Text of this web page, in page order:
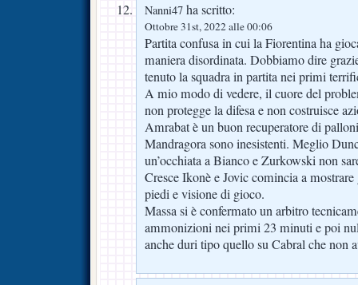
Nanni47 ha scritto:
Ottobre 31st, 2022 alle 00:06
Partita confusa in cui la Fiorentina ha
maniera disordinata. Dobbiamo dire
tenuto la squadra in partita nei primi
A mio modo di vedere, il cuore del
non protegge la difesa e non costruisce
Amrabat è un buon recuperatore di
Mandragora sono inesistenti. Meglio
un’occhiata a Bianco e Zurkowski non
Cresce Ikonè e Jovic comincia a
piedi e visione di gioco.
Massa si è confermato un arbitro
ammonizioni nei primi 23 minuti e poi
anche duri tipo quello su Cabral che non